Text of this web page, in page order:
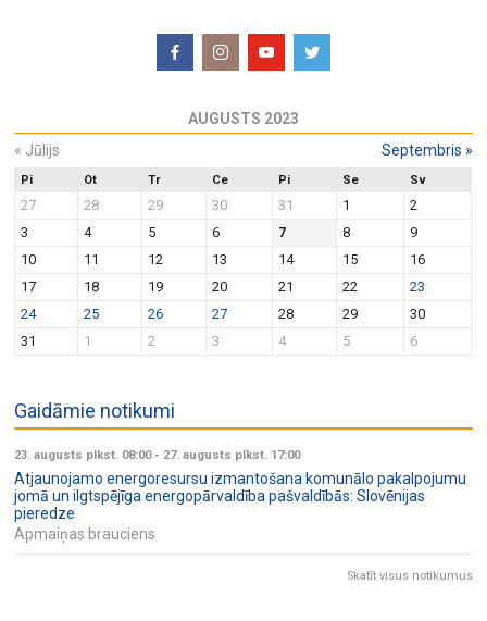
s
N
a
v
g
a
t
n
t
i
o
n
AUGUSTS 2023
« Jūlijs Septembris »
Pi Ot Tr Ce Pi Se Sv
27 28 29 30 31 1
2
3
4 5 6 7 8
9
10
11 12 13 14 15
16
17
18 19 20 21 22
23
24
25 26 27 28 29
30
31
1 2 3 4 5 6
Gaidāmie notikumi
23. augusts plkst. 08:00- 27. augusts plkst. 17:00
Atjaunojamo energoresursu izmantošana komunālo pakalpojumu
jomā un ilgtspējīga energopārvaldība pašvaldībās: Slovēnijas
pieredze
Apmaiņas brauciens
Skatīt visus notikumus